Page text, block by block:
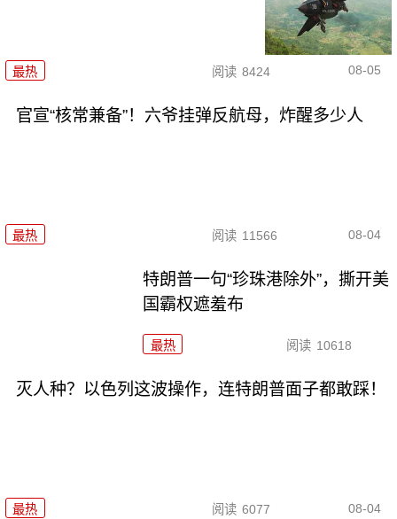
最热 阅读 8424 08-05
官宣“核常兼备”！六爷挂弹反航母，炸醒多少人
最热 阅读 11566 08-04
特朗普一句“珍珠港除外”，撕开美
国霸权遮羞布
最热 阅读 10618
灭人种？以色列这波操作，连特朗普面子都敢踩！
最热 阅读 6077 08-04